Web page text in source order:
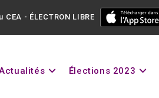
- ÉLECTRON LIBRE
Élections 2023